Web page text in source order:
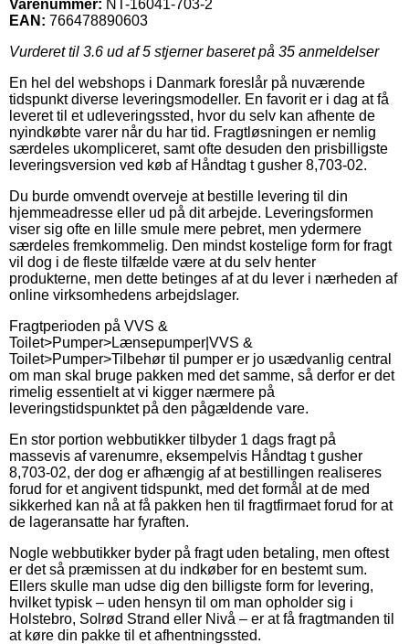
Varenummer: NT-16041-703-2
EAN: 766478890603
Vurderet til 3.6 ud af 5 stjerner baseret på 35 anmeldelser
En hel del webshops i Danmark foreslår på nuværende
tidspunkt diverse leveringsmodeller. En favorit er i dag at få
leveret til et udleveringssted, hvor du selv kan afhente de
nyindkøbte varer når du har tid. Fragtløsningen er nemlig
særdeles ukompliceret, samt ofte desuden den prisbilligste
leveringsversion ved køb af Håndtag t gusher 8,703-02.
Du burde omvendt overveje at bestille levering til din
hjemmeadresse eller ud på dit arbejde. Leveringsformen
viser sig ofte en lille smule mere pebret, men ydermere
særdeles fremkommelig. Den mindst kostelige form for fragt
vil dog i de fleste tilfælde være at du selv henter
produkterne, men dette betinges af at du lever i nærheden af
online virksomhedens arbejdslager.
Fragtperioden på VVS &
Toilet>Pumper>Lænsepumper|VVS &
Toilet>Pumper>Tilbehør til pumper er jo usædvanlig central
om man skal bruge pakken med det samme, så derfor er det
rimelig essentielt at vi kigger nærmere på
leveringstidspunktet på den pågældende vare.
En stor portion webbutikker tilbyder 1 dags fragt på
massevis af varenumre, eksempelvis Håndtag t gusher
8,703-02, der dog er afhængig af at bestillingen realiseres
forud for et angivent tidspunkt, med det formål at de med
sikkerhed kan nå at få pakken hen til fragtfirmaet forud for at
de lageransatte har fyraften.
Nogle webbutikker byder på fragt uden betaling, men oftest
er det så præmissen at du indkøber for en bestemt sum.
Ellers skulle man udse dig den billigste form for levering,
hvilket typisk – uden hensyn til om man opholder sig i
Holstebro, Solrød Strand eller Nivå – er at få fragtmanden til
at køre din pakke til et afhentningssted.